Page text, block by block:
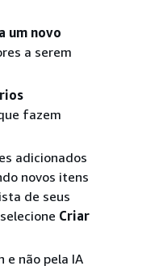
um novo
a serem
fazem
adicionados
novos itens
de seus
Criar
e não pela IA